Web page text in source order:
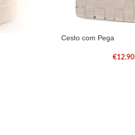
Cesto com Pega
€12.90